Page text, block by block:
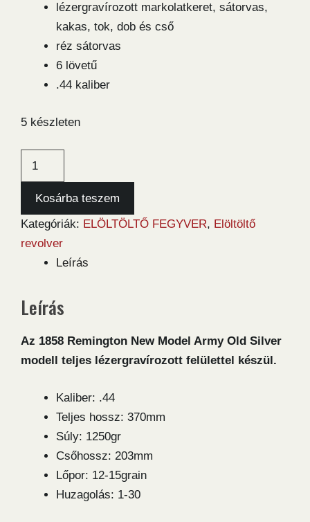
lézergravírozott markolatkeret, sátorvas,
kakas, tok, dob és cső
réz sátorvas
6 lövetű
.44 kaliber
5 készleten
Pietta
Remington
New
Model
.44
Kosárba teszem
Kategóriák: ELÖLTÖLTŐ FEGYVER, Elöltöltő
revolver
Leírás
Leírás
Az 1858 Remington New Model Army Old Silver
modell teljes lézergravírozott felülettel készül.
Kaliber: .44
Teljes hossz: 370mm
Súly: 1250gr
Csőhossz: 203mm
Lőpor: 12-15grain
Huzagolás: 1-30